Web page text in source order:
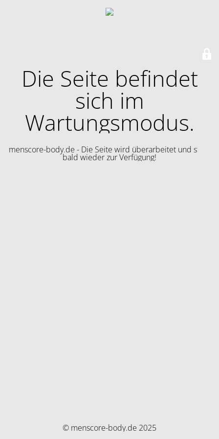
Die Seite befindet
sich im
Wartungsmodus.
menscore-body.de - Die Seite wird überarbeitet und steht
bald wieder zur Verfügung!
© menscore-body.de 2025